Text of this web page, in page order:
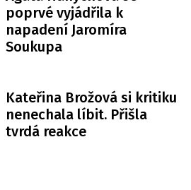
poprvé vyjádřila k
napadení Jaromíra
Soukupa
Kateřina Brožová si kritiku
nenechala líbit. Přišla
tvrdá reakce